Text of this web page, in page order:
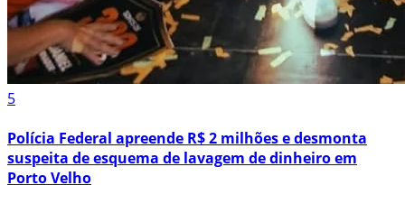
5
Polícia Federal apreende R$ 2 milhões e desmonta
suspeita de esquema de lavagem de dinheiro em
Porto Velho